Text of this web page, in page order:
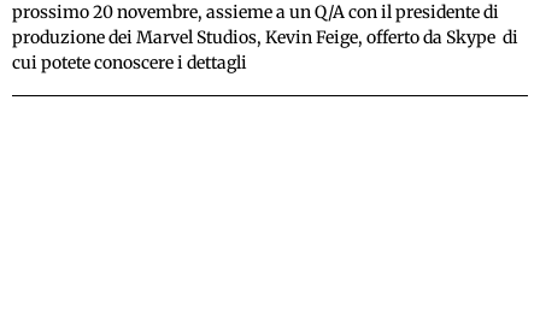
prossimo 20 novembre, assieme a un Q/A con il presidente di
produzione dei Marvel Studios, Kevin Feige, offerto da Skype di
cui potete conoscere i dettagli